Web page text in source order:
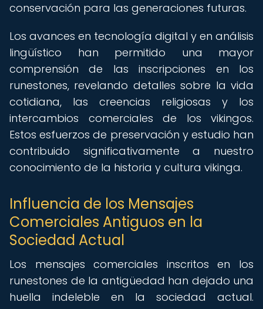
conservación para las generaciones futuras.
Los avances en tecnología digital y en análisis
lingüístico han permitido una mayor
comprensión de las inscripciones en los
runestones, revelando detalles sobre la vida
cotidiana, las creencias religiosas y los
intercambios comerciales de los vikingos.
Estos esfuerzos de preservación y estudio han
contribuido significativamente a nuestro
conocimiento de la historia y cultura vikinga.
Influencia de los Mensajes
Comerciales Antiguos en la
Sociedad Actual
Los mensajes comerciales inscritos en los
runestones de la antigüedad han dejado una
huella indeleble en la sociedad actual.